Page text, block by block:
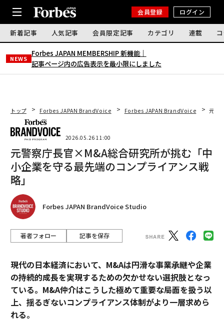
会員登録 ログイン
新着記事 人気記事 会員限定記事 カテゴリ 連載
NEWS
Forbes JAPAN MEMBERSHIP 新機能｜
記事ページ内の広告表示を最小限にしました
トップ Forbes JAPAN BrandVoice Forbes JAPAN BrandVoice 元警
2026.05.26 11:00
元警察庁長官×M&A総合研究所が挑む「中
小企業を守る最先端のコンプライアンス戦
略」
Forbes JAPAN BrandVoice Studio
著者フォロー 記事を保存
現代の日本経済において、M&Aは円滑な事業承継や企業
の持続的成長を実現するための欠かせない選択肢となっ
ている。M&A仲介はこうした極めて重要な局面を扱う以
上、揺るぎないコンプライアンス体制がより一層求めら
れる。